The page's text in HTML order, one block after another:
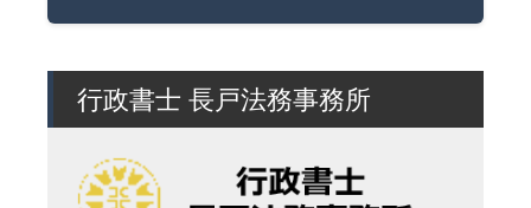
行政書士 長戸法務事務所